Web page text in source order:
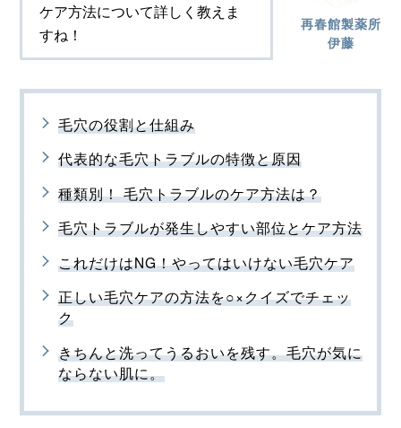
再春館製薬所
伊藤
ケア方法について詳しく教えま
すね！
毛穴の役割と仕組み
代表的な毛穴トラブルの特徴と原因
種類別！ 毛穴トラブルのケア方法は？
毛穴トラブルが発生しやすい部位とケア方法
これだけはNG！やってはいけない毛穴ケア
正しい毛穴ケアの方法を○×クイズでチェッ
ク
きちんと洗ってうるおいを残す。毛穴が気に
ならない肌に。